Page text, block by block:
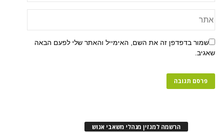
זה את השם, האימייל והאתר שלי לפעם הבאה
הרשמה למגזין מנהלי משאבי אנוש